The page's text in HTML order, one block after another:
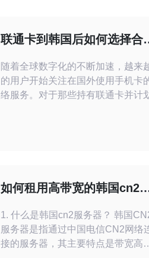
联通卡到韩国后如何选择合
随着全球数字化的不断加速，越来
的用户开始关注在国外使用手机卡
络服务。对于那些持有联通卡并计
器。简单来说，服务器是一种提供
的计算机，可以存储
如何租用高带宽的韩国cn2
1. 什么是韩国cn2服务器？ 韩国CN2
服务器是指通过中国电信CN2网络
接的服务器，其主要特点是带宽高